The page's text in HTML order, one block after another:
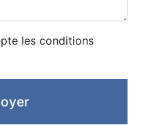
les conditions